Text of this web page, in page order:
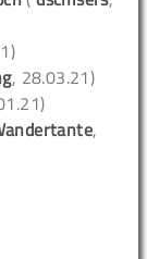
, 28.03.21)
,